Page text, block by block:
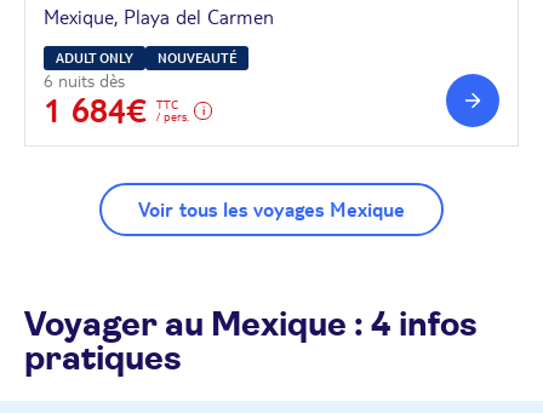
Mexique, Playa del Carmen
ADULT ONLY NOUVEAUTÉ
6 nuits dès
1 684€
TTC
/ pers.
Voir tous les voyages Mexique
Voyager au Mexique : 4 infos
pratiques